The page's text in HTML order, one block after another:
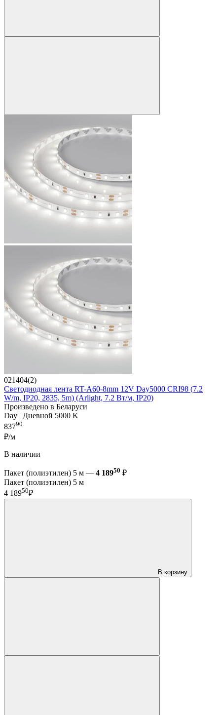
021404(2)
Светодиодная лента RT-A60-8mm 12V Day5000 CRI98 (7.2
W/m, IP20, 2835, 5m) (Arlight, 7.2 Вт/м, IP20)
Произведено в Беларуси
Day | Дневной 5000 K
83790
₽/м
В наличии
Пакет (полиэтилен) 5 м — 4 18950 ₽
Пакет (полиэтилен) 5 м
4 18950₽
В корзину